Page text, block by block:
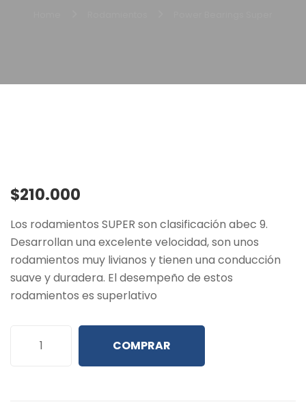
$210.000
Los rodamientos SUPER son clasificación abec 9.
Desarrollan una excelente velocidad, son unos
rodamientos muy livianos y tienen una conducción
suave y duradera. El desempeño de estos
rodamientos es superlativo
COMPRAR